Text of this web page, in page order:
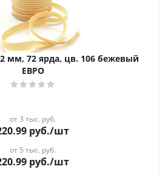
мм, 72 ярда, цв. 106 бежевый
ЕВРО
от 3 тыс. руб.
руб./шт
от 5 тыс. руб.
руб./шт